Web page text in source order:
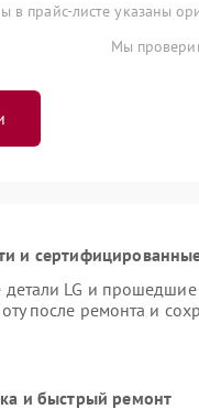
в прайс-листе указаны
Мы
и
LG и
после ремонта и
и быстрый ремонт